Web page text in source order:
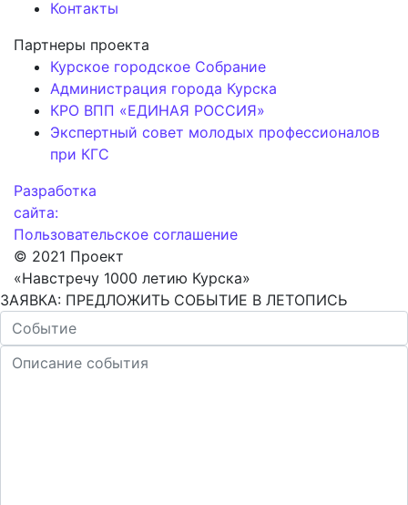
Контакты
Партнеры проекта
Курское городское Собрание
Администрация города Курска
КРО ВПП «ЕДИНАЯ РОССИЯ»
Экспертный совет молодых профессионалов
при КГС
Разработка
сайта:
Пользовательское соглашение
© 2021 Проект
«Навстречу 1000 летию Курска»
ЗАЯВКА: ПРЕДЛОЖИТЬ СОБЫТИЕ В ЛЕТОПИСЬ